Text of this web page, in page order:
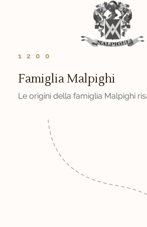
1200
Famiglia Malpighi
Le origini della famiglia Malpighi